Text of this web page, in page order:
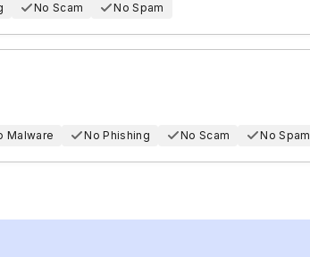
No Scam No Spam
Malware No Phishing No Scam No Spam